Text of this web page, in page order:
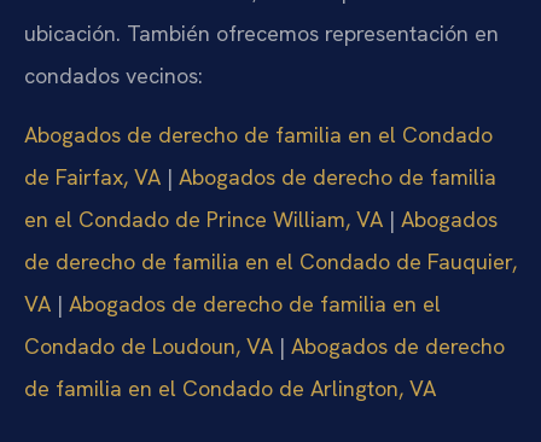
ubicación. También ofrecemos representación en
condados vecinos:
Abogados de derecho de familia en el Condado
de Fairfax, VA | Abogados de derecho de familia
en el Condado de Prince William, VA | Abogados
de derecho de familia en el Condado de Fauquier,
VA | Abogados de derecho de familia en el
Condado de Loudoun, VA | Abogados de derecho
de familia en el Condado de Arlington, VA